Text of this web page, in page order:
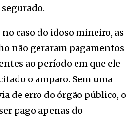
caso do idoso mineiro, as
não geraram pagamentos
ao período em que ele
o amparo. Sem uma
de erro do órgão público, o
pago apenas do